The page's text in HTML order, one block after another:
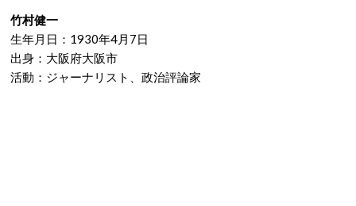
竹村健一
生年月日：1930年4月7日
出身：大阪府大阪市
活動：ジャーナリスト、政治評論家